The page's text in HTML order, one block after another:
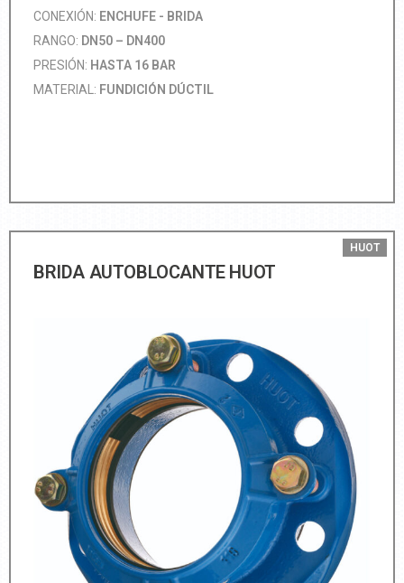
CONEXIÓN: ENCHUFE - BRIDA
RANGO: DN50 – DN400
PRESIÓN: HASTA 16 BAR
MATERIAL: FUNDICIÓN DÚCTIL
BRIDA AUTOBLOCANTE HUOT
HUOT